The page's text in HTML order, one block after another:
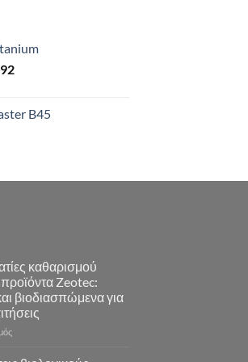
Price
through
B45
καθαρισμού
προϊόντα Zeotec:
βιοδιασπώμενα για
στο